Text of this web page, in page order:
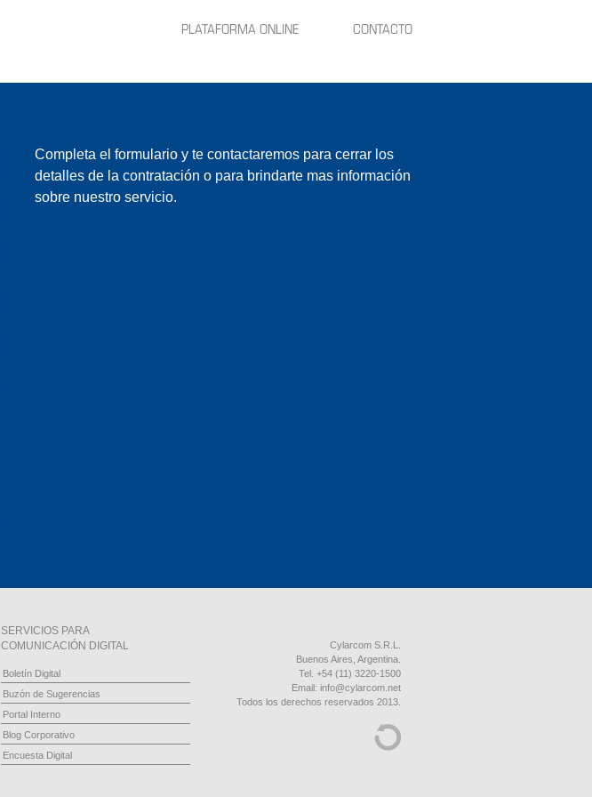
PLATAFORMA ONLINE CONTACTO
Completa el formulario y te contactaremos para cerrar los
detalles de la contratación o para brindarte mas información
sobre nuestro servicio.
SERVICIOS PARA
COMUNICACIÓN DIGITAL
Boletín Digital
Buzón de Sugerencias
Portal Interno
Blog Corporativo
Encuesta Digital
Cylarcom S.R.L.
Buenos Aires, Argentina.
Tel. +54 (11) 3220-1500
Email: info@cylarcom.net
Todos los derechos reservados 2013.